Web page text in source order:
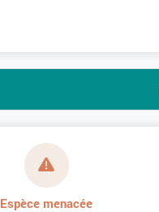
Espèce menacée